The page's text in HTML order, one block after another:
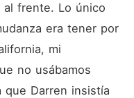
frente. Lo único
era tener por
mi
no usábamos
Darren insistía